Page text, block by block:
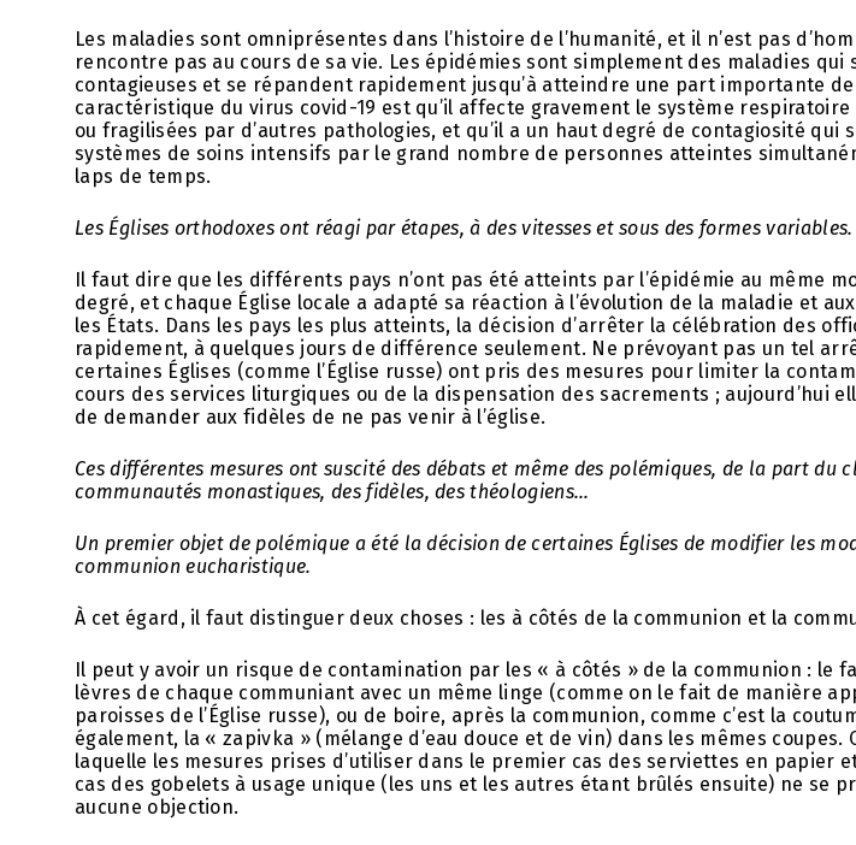
Les maladies sont omniprésentes dans l’histoire de l’humanité, et il n’est pas
rencontre pas au cours de sa vie. Les épidémies sont simplement des maladies
contagieuses et se répandent rapidement jusqu’à atteindre une part importante
caractéristique du virus covid-19 est qu’il affecte gravement le système respiratoire
ou fragilisées par d’autres pathologies, et qu’il a un haut degré de contagiosité qui
systèmes de soins intensifs par le grand nombre de personnes atteintes
laps de temps.
Les Églises orthodoxes ont réagi par étapes, à des vitesses et sous des formes variables.
Il faut dire que les différents pays n’ont pas été atteints par l’épidémie au même
degré, et chaque Église locale a adapté sa réaction à l’évolution de la maladie et
les États. Dans les pays les plus atteints, la décision d’arrêter la célébration des
rapidement, à quelques jours de différence seulement. Ne prévoyant pas un tel
certaines Églises (comme l’Église russe) ont pris des mesures pour limiter la
cours des services liturgiques ou de la dispensation des sacrements ; aujourd’hui
de demander aux fidèles de ne pas venir à l’église.
Ces différentes mesures ont suscité des débats et même des polémiques, de la part du
communautés monastiques, des fidèles, des théologiens…
Un premier objet de polémique a été la décision de certaines Églises de modifier les
communion eucharistique.
À cet égard, il faut distinguer deux choses : les à côtés de la communion et la
Il peut y avoir un risque de contamination par les « à côtés » de la communion : le
lèvres de chaque communiant avec un même linge (comme on le fait de manière
paroisses de l’Église russe), ou de boire, après la communion, comme c’est la
également, la « zapivka » (mélange d’eau douce et de vin) dans les mêmes coupes.
laquelle les mesures prises d’utiliser dans le premier cas des serviettes en papier
cas des gobelets à usage unique (les uns et les autres étant brûlés ensuite) ne se
aucune objection.